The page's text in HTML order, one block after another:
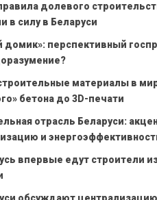
долевого
в силу в Беларуси
домик»: перспективный
материалы в
бетона до 3D-печати
отрасль Беларуси:
и
впервые едут строители